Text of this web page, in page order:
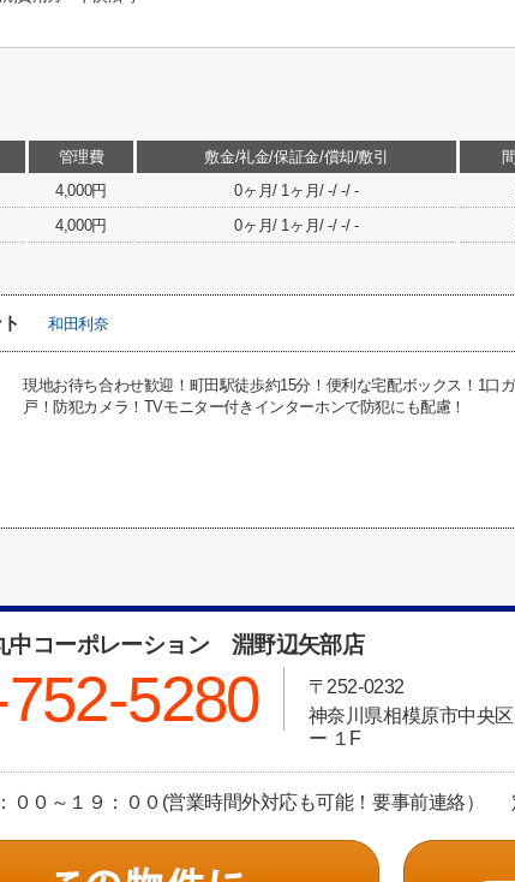
管理費 敷金/礼金/保証金/償却/敷引
4,000円 0ヶ月/ 1ヶ月/ -/ -/ -
4,000円 0ヶ月/ 1ヶ月/ -/ -/ -
和田利奈
現地お待ち合わせ歓迎！町田駅徒歩約15分！便利な宅配ボックス！1口
戸！防犯カメラ！TVモニター付きインターホンで防犯にも配慮！
中コーポレーション 淵野辺矢部店
5280
〒252-0232
神奈川県相模原市中央
ー １F
００～１９：００(営業時間外対応も可能！要事前連絡）